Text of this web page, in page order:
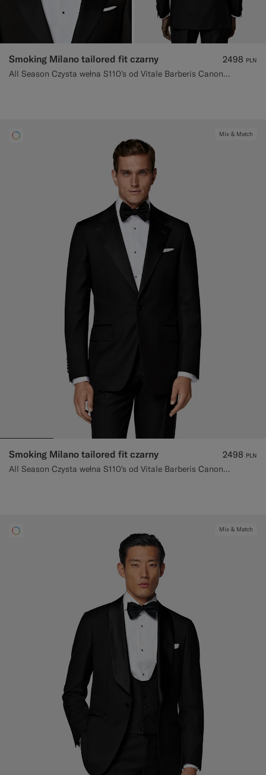
Smoking Milano tailored fit czarny
All Season Czysta wełna S110's od Vitale Barberis Canonico, Włochy
2498 PLN
Mix & Match
Smoking Milano tailored fit czarny
All Season Czysta wełna S110's od Vitale Barberis Canonico, Włochy
2498 PLN
Mix & Match